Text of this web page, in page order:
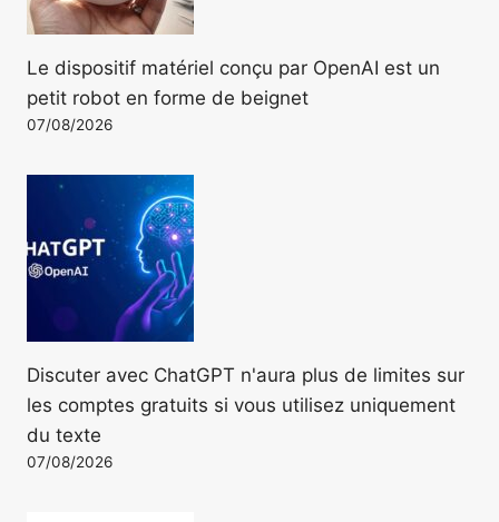
Le dispositif matériel conçu par OpenAI est un
petit robot en forme de beignet
07/08/2026
Discuter avec ChatGPT n'aura plus de limites sur
les comptes gratuits si vous utilisez uniquement
du texte
07/08/2026